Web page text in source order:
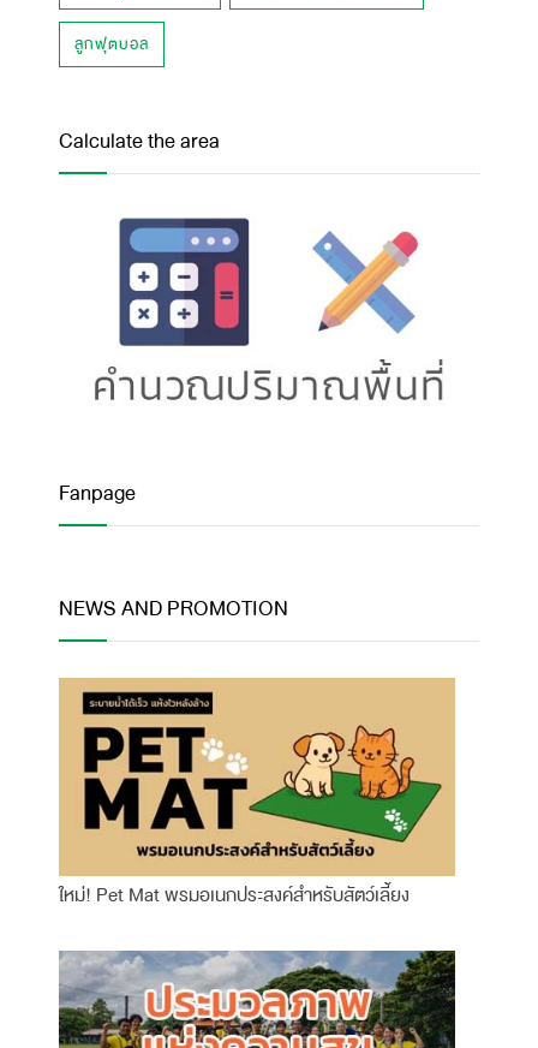
ลูกฟุตบอล
Calculate the area
Fanpage
NEWS AND PROMOTION
ใหม่! Pet Mat พรมอเนกประสงค์สำหรับสัตว์เลี้ยง